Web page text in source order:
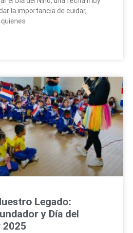
la importancia de cuidar,
Legado:
y Día del